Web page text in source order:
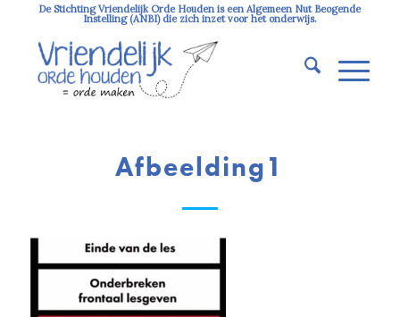
De Stichting Vriendelijk Orde Houden is een Algemeen Nut Beogende
Instelling (ANBI) die zich inzet voor het onderwijs.
Afbeelding1